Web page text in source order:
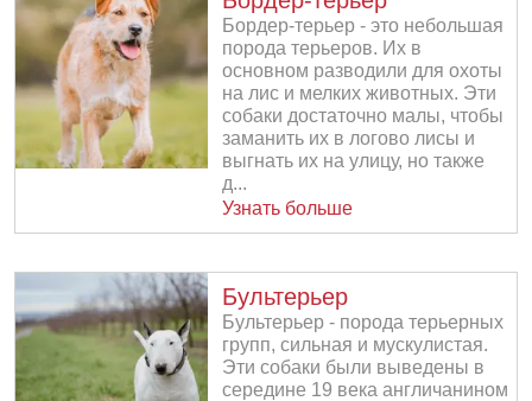
Бордер-терьер - это небольшая
порода терьеров. Их в
основном разводили для охоты
на лис и мелких животных. Эти
собаки достаточно малы, чтобы
заманить их в логово лисы и
выгнать их на улицу, но также
д...
Узнать больше
Бультерьер
Бультерьер - порода терьерных
групп, сильная и мускулистая.
Эти собаки были выведены в
середине 19 века англичанином